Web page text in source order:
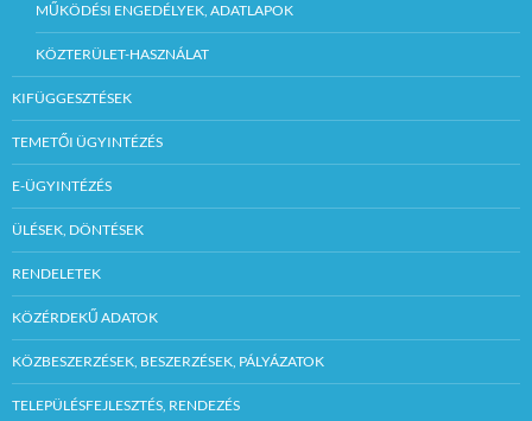
MŰKÖDÉSI ENGEDÉLYEK, ADATLAPOK
KÖZTERÜLET-HASZNÁLAT
KIFÜGGESZTÉSEK
TEMETŐI ÜGYINTÉZÉS
E-ÜGYINTÉZÉS
ÜLÉSEK, DÖNTÉSEK
RENDELETEK
KÖZÉRDEKŰ ADATOK
KÖZBESZERZÉSEK, BESZERZÉSEK, PÁLYÁZATOK
TELEPÜLÉSFEJLESZTÉS, RENDEZÉS